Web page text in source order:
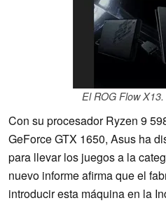
El ROG Flow
Con su procesador Ryzen 9
GeForce GTX 1650, Asus ha
para llevar los juegos a la
nuevo informe afirma que el
introducir esta máquina en la